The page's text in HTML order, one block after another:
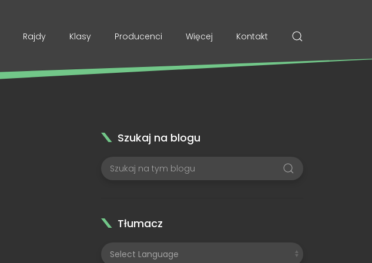
Rajdy Klasy Producenci Więcej Kontakt
Szukaj na blogu
Tłumacz